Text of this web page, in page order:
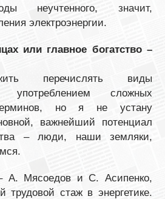
неучтенного, значит,
электроэнергии.
или главное богатство –
перечислять виды
употреблением сложных
но я не устану
важнейший потенциал
– люди, наши земляки,
Мясоедов и С. Асипенко,
стаж в энергетике.